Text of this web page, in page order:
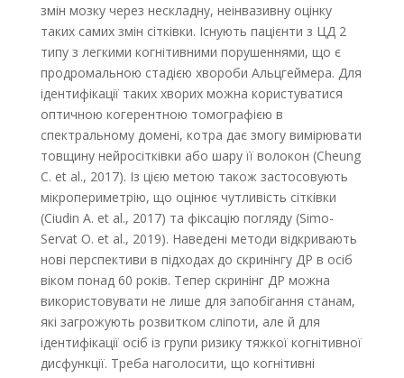
змін мозку через нескладну, неінвазивну оцінку
таких самих змін сітківки. Існують пацієнти з ЦД 2
типу з легкими когнітивними порушеннями, що є
продромальною стадією хвороби Альцгеймера. Для
ідентифікації таких хворих можна користуватися
оптичною когерентною томографією в
спектральному домені, котра дає змогу вимірювати
товщину нейросітківки або шару її волокон (Cheung
C. et al., 2017). Із цією метою також застосовують
мікропериметрію, що оцінює чутливість сітківки
(Ciudin A. et al., 2017) та фіксацію погляду (Simo-
Servat O. et al., 2019). Наведені методи відкривають
нові перспективи в підходах до скринінгу ДР в осіб
віком понад 60 років. Тепер скринінг ДР можна
використовувати не лише для запобігання станам,
які загрожують розвитком сліпоти, але й для
ідентифікації осіб із групи ризику тяжкої когнітивної
дисфункції. Треба наголосити, що когнітивні